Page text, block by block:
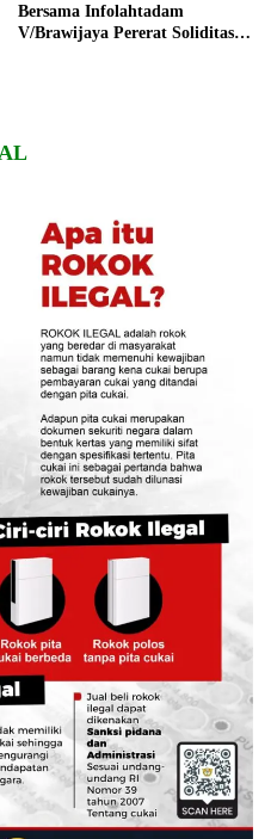
Bersama Infolahtadam
V/Brawijaya Pererat Soliditas